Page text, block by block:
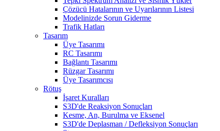
Çözücü Hatalarının ve Uyarılarının Listesi
Modelinizde Sorun Giderme
Trafik Hatları
Tasarım
Üye Tasarımı
RC Tasarımı
Bağlantı Tasarımı
Rüzgar Tasarımı
Üye Tasarımcısı
Rötuş
İşaret Kuralları
S3D'de Reaksiyon Sonuçları
Kesme, An, Burulma ve Eksenel
S3D'de Deplasman / Defleksiyon Sonuçları